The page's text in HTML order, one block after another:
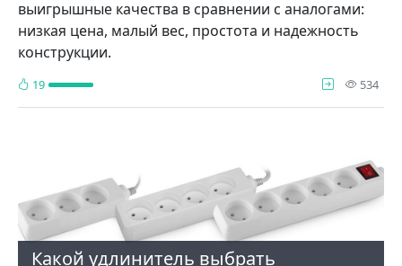
выигрышные качества в сравнении с аналогами:
низкая цена, малый вес, простота и надежность
конструкции.
19 534
Какой удлинитель выбрать